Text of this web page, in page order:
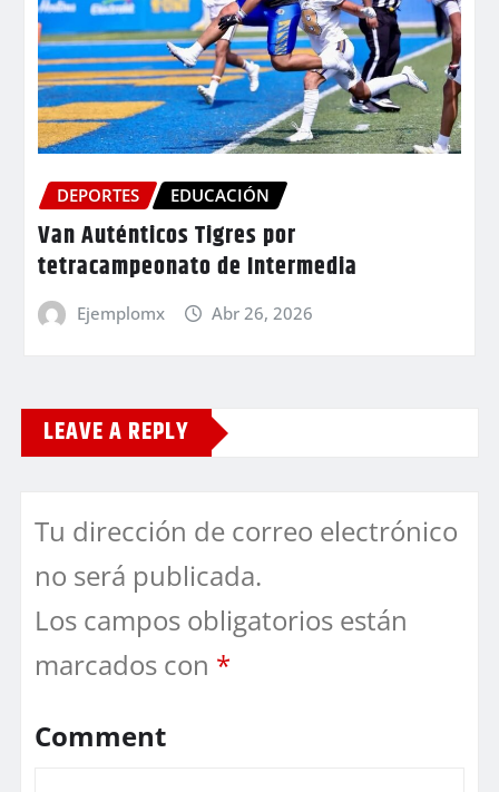
DEPORTES EDUCACIÓN
Van Auténticos Tigres por
tetracampeonato de Intermedia
Ejemplomx Abr 26, 2026
LEAVE A REPLY
Tu dirección de correo electrónico
no será publicada.
Los campos obligatorios están
marcados con *
Comment